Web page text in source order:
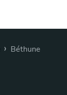
› Béthune